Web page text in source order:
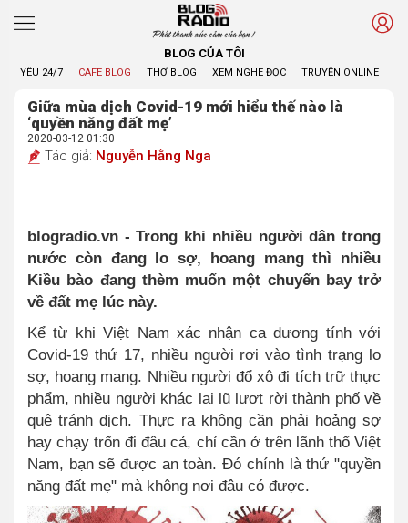
Phát thanh xúc cảm của bạn !
BLOG CỦA TÔI
YÊU 24/7 CAFE BLOG THƠ BLOG XEM NGHE ĐỌC TRUYỆN ONLINE
Giữa mùa dịch Covid-19 mới hiểu thế nào là
‘quyền năng đất mẹ’
2020-03-12 01:30
Tác giả: Nguyễn Hằng Nga
blogradio.vn - Trong khi nhiều người dân trong
nước còn đang lo sợ, hoang mang thì nhiều
Kiều bào đang thèm muốn một chuyến bay trở
về đất mẹ lúc này.
Kể từ khi Việt Nam xác nhận ca dương tính với
Covid-19 thứ 17, nhiều người rơi vào tình trạng lo
sợ, hoang mang. Nhiều người đổ xô đi tích trữ thực
phẩm, nhiều người khác lại lũ lượt rời thành phố về
quê tránh dịch. Thực ra không cần phải hoảng sợ
hay chạy trốn đi đâu cả, chỉ cần ở trên lãnh thổ Việt
Nam, bạn sẽ được an toàn. Đó chính là thứ "quyền
năng đất mẹ" mà không nơi đâu có được.